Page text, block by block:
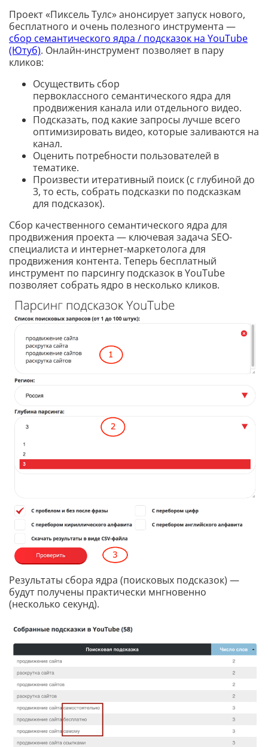
Проект «Пиксель Тулс» анонсирует запуск нового,
бесплатного и очень полезного инструмента —
сбор семантического ядра / подсказок на YouTube
(Ютуб). Онлайн-инструмент позволяет в пару
кликов:
Осуществить сбор
первоклассного семантического ядра для
продвижения канала или отдельного видео.
Подсказать, под какие запросы лучше всего
оптимизировать видео, которые заливаются на
канал.
Оценить потребности пользователей в
тематике.
Произвести итеративный поиск (с глубиной до
3, то есть, собрать подсказки по подсказкам
для подсказок).
Сбор качественного семантического ядра для
продвижения проекта — ключевая задача SEO-
специалиста и интернет-маркетолога для
продвижения контента. Теперь бесплатный
инструмент по парсингу подсказок в YouTube
позволяет собрать ядро в несколько кликов.
Результаты сбора ядра (поисковых подсказок) —
будут получены практически мнгновенно
(несколько секунд).